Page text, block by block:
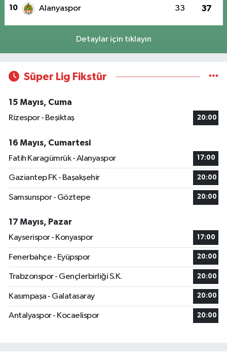
10 Alanyaspor 33 37
Detaylar için tıklayın
Süper Lig Fikstür
15 Mayıs, Cuma
Rizespor - Beşiktaş
20:00
16 Mayıs, Cumartesi
Fatih Karagümrük - Alanyaspor
17:00
Gaziantep FK - Başakşehir 20:00
Samsunspor - Göztepe 20:00
17 Mayıs, Pazar
Kayserispor - Konyaspor
17:00
Fenerbahçe - Eyüpspor 20:00
Trabzonspor - Gençlerbirliği S.K. 20:00
Kasımpaşa - Galatasaray 20:00
Antalyaspor - Kocaelispor 20:00